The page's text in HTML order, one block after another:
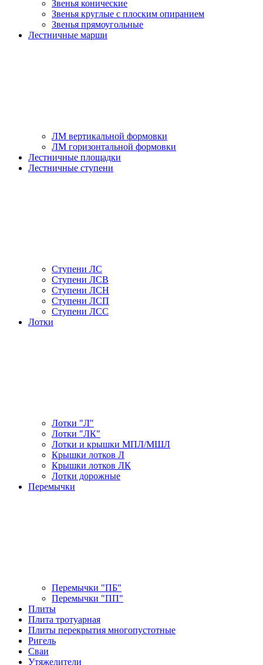
Звенья конические
Звенья круглые с плоским опиранием
Звенья прямоугольные
Лестничные марши
ЛМ вертикальной формовки
ЛМ горизонтальной формовки
Лестничные площадки
Лестничные ступени
Ступени ЛС
Ступени ЛСВ
Ступени ЛСН
Ступени ЛСП
Ступени ЛСС
Лотки
Лотки "Л"
Лотки "ЛК"
Лотки и крышки МПЛ/МШЛ
Крышки лотков Л
Крышки лотков ЛК
Лотки дорожные
Перемычки
Перемычки "ПБ"
Перемычки "ПП"
Плиты
Плита тротуарная
Плиты перекрытия многопустотные
Ригель
Сваи
Утяжелители